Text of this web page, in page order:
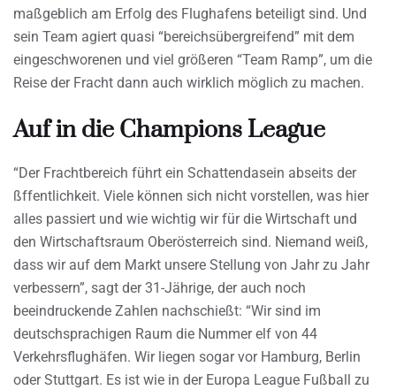
maßgeblich am Erfolg des Flughafens beteiligt sind. Und
sein Team agiert quasi “bereichsübergreifend” mit dem
eingeschworenen und viel größeren “Team Ramp”, um die
Reise der Fracht dann auch wirklich möglich zu machen.
Auf in die Champions League
“Der Frachtbereich führt ein Schattendasein abseits der
ßffentlichkeit. Viele können sich nicht vorstellen, was hier
alles passiert und wie wichtig wir für die Wirtschaft und
den Wirtschaftsraum Oberösterreich sind. Niemand weiß,
dass wir auf dem Markt unsere Stellung von Jahr zu Jahr
verbessern”, sagt der 31-Jährige, der auch noch
beeindruckende Zahlen nachschießt: “Wir sind im
deutschsprachigen Raum die Nummer elf von 44
Verkehrsflughäfen. Wir liegen sogar vor Hamburg, Berlin
oder Stuttgart. Es ist wie in der Europa League Fußball zu